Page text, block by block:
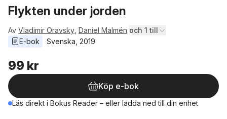
Flykten under jorden
Av Vladimir Oravsky Daniel Malmén och 1 till
E-bok
Svenska 2019
99 kr
Köp e-bok
Läs direkt i Bokus Reader – eller ladda ned till din enhet